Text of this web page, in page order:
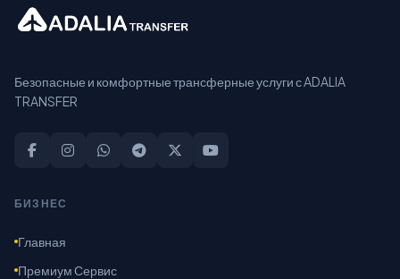
Безопасные и комфортные трансферные услуги с ADALIA
TRANSFER
БИЗНЕС
Главная
Премиум Сервис